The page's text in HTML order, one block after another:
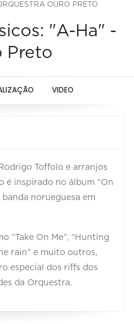
OURO PRETO
"A-Ha" -
Preto
VIDEO
Toffolo e arranjos
é inspirado no álbum “On
banda norueguesa em
“Take On Me”, “Hunting
rain” e muito outros,
especial dos riffs dos
da Orquestra.